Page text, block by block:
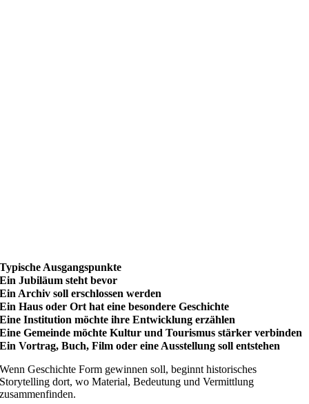
Typische Ausgangspunkte
Ein Jubiläum steht bevor
Ein Archiv soll erschlossen werden
Ein Haus oder Ort hat eine besondere Geschichte
Eine Institution möchte ihre Entwicklung erzählen
Eine Gemeinde möchte Kultur und Tourismus stärker verbinden
Ein Vortrag, Buch, Film oder eine Ausstellung soll entstehen
Wenn Geschichte Form gewinnen soll, beginnt historisches
Storytelling dort, wo Material, Bedeutung und Vermittlung
zusammenfinden.